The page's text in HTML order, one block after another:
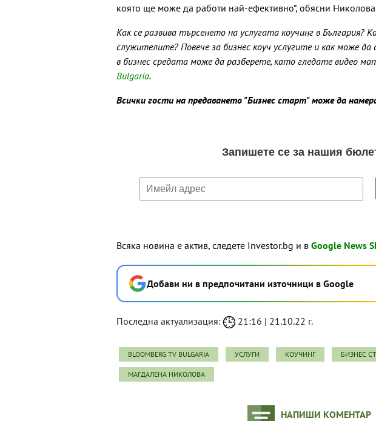
която ще може да работи най-ефективно“, обясни
Как се развива търсенето на услугата коучинг в България?
служителите? Повече за бизнес коуч услугите и как може
в бизнес средата може да разберете, като гледате видео
Bulgaria.
Всички гости на предаването "Бизнес старт" може да
Всяка новина е актив, следете Investor.bg и в Google News
Добави ни в предпочитани източници в Google
Последна актуализация: 21:16 | 21.10.22 г.
BLOOMBERG TV BULGARIA УСЛУГИ КОУЧИНГ БИЗНЕС
МАГДАЛЕНА НИКОЛОВА
НАПИШИ КОМЕНТАР